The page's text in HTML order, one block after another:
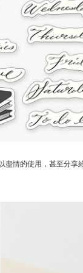
盡情的使用，甚至分享